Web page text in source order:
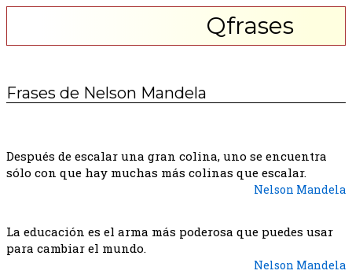
Qfrases
Frases de Nelson Mandela
Después de escalar una gran colina, uno se encuentra
sólo con que hay muchas más colinas que escalar.
Nelson Mandela
La educación es el arma más poderosa que puedes usar
para cambiar el mundo.
Nelson Mandela